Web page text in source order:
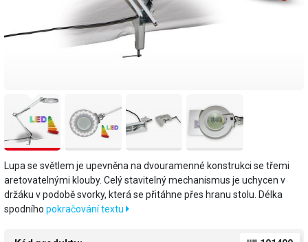
Lupa se světlem je upevněna na dvouramenné konstrukci se třemi
aretovatelnými klouby. Celý stavitelný mechanismus je uchycen v
držáku v podobě svorky, která se přitáhne přes hranu stolu. Délka
spodního pokračování textu